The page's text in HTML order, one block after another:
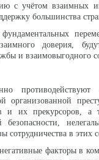
с учётом взаимных
большинства
доверия,
и взаимовыгодного
противодействуют
организованной
и их прекурсоров,
сотрудничества в этих
факторы в